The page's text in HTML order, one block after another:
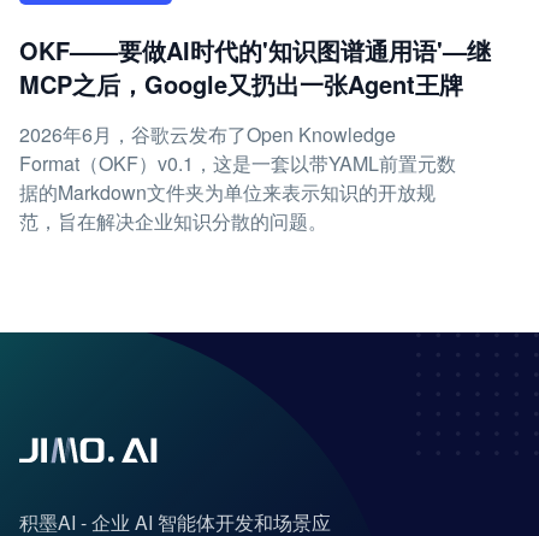
OKF——要做AI时代的'知识图谱通用语'—继
MCP之后，Google又扔出一张Agent王牌
2026年6月，谷歌云发布了Open Knowledge
Format（OKF）v0.1，这是一套以带YAML前置元数
据的Markdown文件夹为单位来表示知识的开放规
范，旨在解决企业知识分散的问题。
积墨AI - 企业 AI 智能体开发和场景应